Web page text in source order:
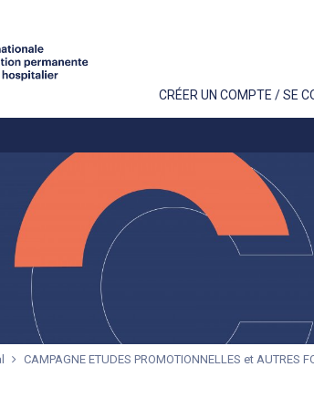
CRÉER UN COMPTE / SE
CAMPAGNE ETUDES PROMOTIONNELLES et AUTRES